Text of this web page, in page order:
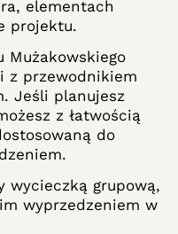
elementach
projektu.
Mużakowskiego
z przewodnikiem
Jeśli planujesz
z łatwością
do
wycieczką grupową,
wyprzedzeniem w